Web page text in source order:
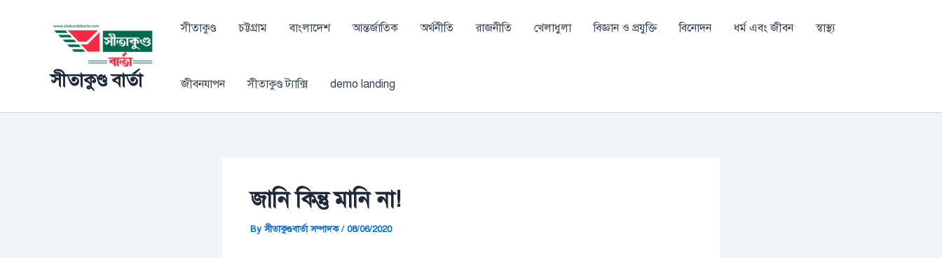
সীতাকুণ্ড বার্তা
সীতাকুণ্ড চট্টগ্রাম বাংলাদেশ আন্তর্জাতিক অর্থনীতি রাজনীতি খেলাধুলা বিজ্ঞান ও প্রযুক্তি বিনোদন ধর্ম এবং জীবন স্বাস্থ্য
জীবনযাপন সীতাকুণ্ড ট্যাক্সি demo landing
জানি কিন্তু মানি না!
Byসীতাকুণ্ডবার্তা সম্পাদক/08/06/2020
navigation